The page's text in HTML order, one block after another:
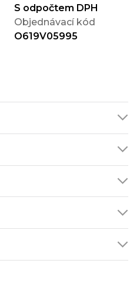
S odpočtem DPH
Objednávací kód
O619V05995